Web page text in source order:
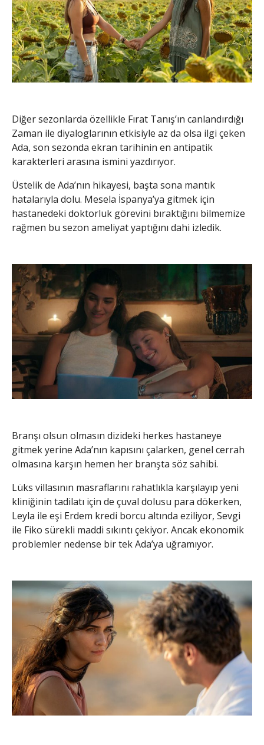
Diğer sezonlarda özellikle Fırat Tanış’ın canlandırdığı
Zaman ile diyaloglarının etkisiyle az da olsa ilgi çeken
Ada, son sezonda ekran tarihinin en antipatik
karakterleri arasına ismini yazdırıyor.
Üstelik de Ada’nın hikayesi, başta sona mantık
hatalarıyla dolu. Mesela İspanya’ya gitmek için
hastanedeki doktorluk görevini bıraktığını bilmemize
rağmen bu sezon ameliyat yaptığını dahi izledik.
Branşı olsun olmasın dizideki herkes hastaneye
gitmek yerine Ada’nın kapısını çalarken, genel cerrah
olmasına karşın hemen her branşta söz sahibi.
Lüks villasının masraflarını rahatlıkla karşılayıp yeni
kliniğinin tadilatı için de çuval dolusu para dökerken,
Leyla ile eşi Erdem kredi borcu altında eziliyor, Sevgi
ile Fiko sürekli maddi sıkıntı çekiyor. Ancak ekonomik
problemler nedense bir tek Ada’ya uğramıyor.